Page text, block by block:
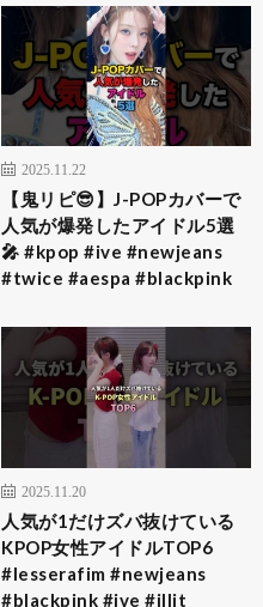
2025.11.22
【鬼リピ😎】J-POPカバーで
人気が爆発したアイドル5選
🎤 #kpop #ive #newjeans
#twice #aespa #blackpink
2025.11.20
人気が1だけズバ抜けている
KPOP女性アイドルTOP6
#lesserafim #newjeans
#blackpink #ive #illit